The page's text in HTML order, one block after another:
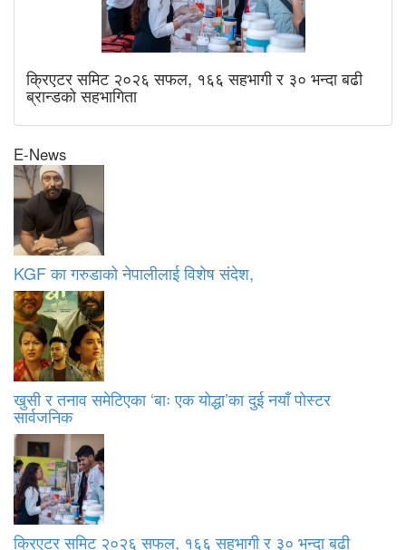
क्रिएटर समिट २०२६ सफल, १६६ सहभागी र ३० भन्दा बढी
ब्रान्डको सहभागिता
E-News
KGF का गरुडाको नेपालीलाई विशेष संदेश,
खुसी र तनाव समेटिएका ‘बाः एक योद्धा’का दुई नयाँ पोस्टर
सार्वजनिक
क्रिएटर समिट २०२६ सफल, १६६ सहभागी र ३० भन्दा बढी